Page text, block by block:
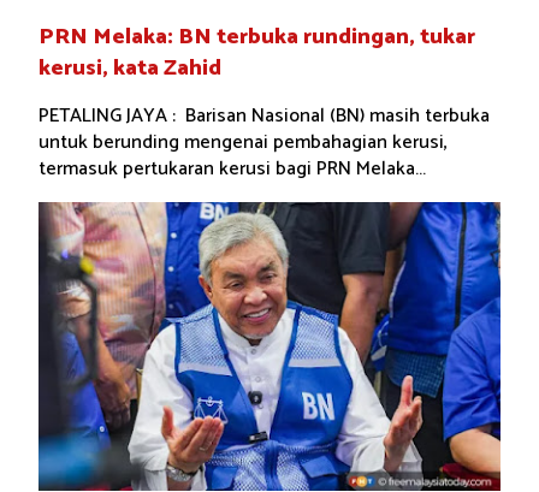
PRN Melaka: BN terbuka rundingan, tukar
kerusi, kata Zahid
PETALING JAYA : Barisan Nasional (BN) masih terbuka
untuk berunding mengenai pembahagian kerusi,
termasuk pertukaran kerusi bagi PRN Melaka...